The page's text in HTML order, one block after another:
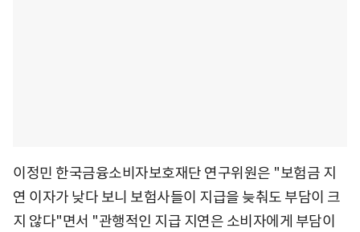
이정민 한국금융소비자보호재단 연구위원은 "보험금 지
연 이자가 낮다 보니 보험사들이 지급을 늦춰도 부담이 크
지 않다"면서 "관행적인 지급 지연은 소비자에게 부담이